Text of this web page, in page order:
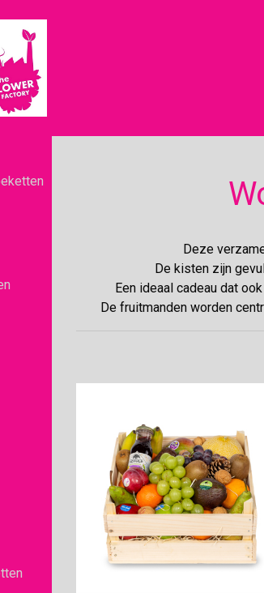
Deze
De kisten zijn
Een ideaal cadeau dat
De fruitmanden worden